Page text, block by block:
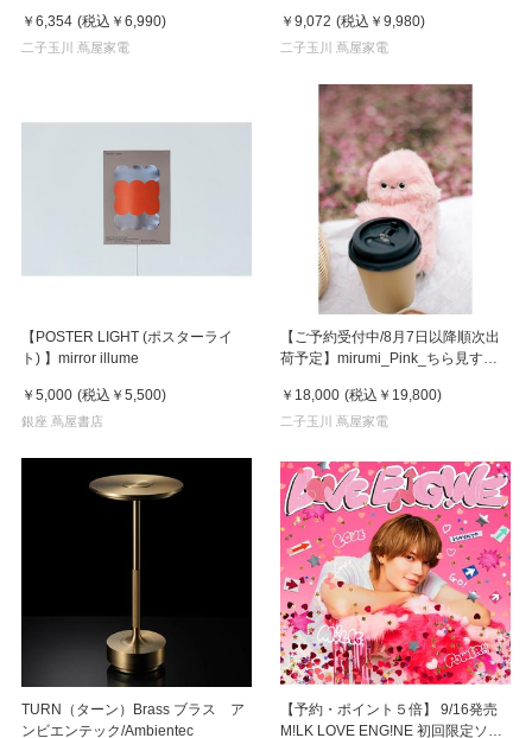
￥6,354 (税込 ￥6,990)
二子玉川 蔦屋家電
￥9,072 (税込 ￥9,980)
二子玉川 蔦屋家電
【POSTER LIGHT (ポスターライ
ト) 】mirror illume
￥5,000 (税込 ￥5,500)
銀座 蔦屋書店
【ご予約受付中/8月7日以降順次出
荷予定】mirumi_Pink_ちら見する
￥18,000 (税込 ￥19,800)
二子玉川 蔦屋家電
TURN（ターン）Brass ブラス ア
ンビエンテック/Ambientec
【予約・ポイント５倍】 9/16発売
M!LK LOVE ENG!NE 初回限定ソロ